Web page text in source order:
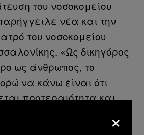
του νοσοκομείου
νέα και την
του νοσοκομείου
«Ως δικηγόρος
ως άνθρωπος, το
να κάνω είναι ότι
προτεραιότητα και
με μεγαλύτερη
σαν κι αυτή,×